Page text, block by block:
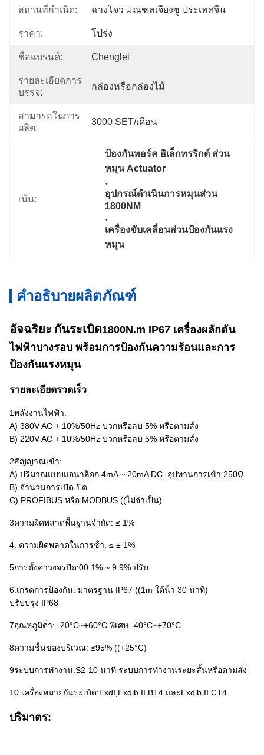
สถานที่กำเนิด: ฉางโจว มณฑลเจียงซู ประเทศจีน
ราคา: โปร่ง
ชื่อแบรนด์: Chenglei
รายละเอียดการ
บรรจุ:
กล่องหรือกล่องไม้
สามารถในการ
ผลิต:
3000 SET/เดือน
เน้น:
ป้องกันทอร์ค อิเล็กทรริกต์ ส่วน
หมุน Actuator
,
อุปกรณ์ดําเนินการหมุนส่วน
1800NM
,
เครื่องขับเคลื่อนส่วนป้องกันแรง
หมุน
คำอธิบายผลิตภัณฑ์
อัจฉริยะ กันระเบิด1800N.m IP67 เครื่องผลักดัน
ไฟฟ้าบางรอบ พร้อมการป้องกันความร้อนและการ
ป้องกันแรงหมุน
รายละเอียดรวดเร็ว
1พลังงานไฟฟ้า:
A) 380V AC + 10%/50Hz บวกหรือลบ 5% หรือตามสั่ง
B) 220V AC + 10%/50Hz บวกหรือลบ 5% หรือตามสั่ง
2สัญญาณเข้า:
A) ปริมาณแบบแอนาล็อก 4mA ~ 20mA DC, อุปทานการเข้า 250Ω
B) จํานวนการเปิด-ปิด
C) PROFIBUS หรือ MODBUS ((ไม่จําเป็น)
3ความผิดพลาดพื้นฐานจํากัด: ≤ 1%
4. ความผิดพลาดในการซ้ํา: ≤ ± 1%
5การตั้งค่าวงจรปิด:00.1% ~ 9.9% ปรับ
6.เกรดการป้องกัน: มาตรฐาน IP67 ((1m ใต้น้ํา 30 นาที)
ปรับปรุง IP68
7อุณหภูมิต่ํา: -20°C~+60°C พิเศษ -40°C~+70°C
8ความชื้นของบริเวณ: ≤95% ((+25°C)
9ระบบการทํางาน:S2-10 นาที ระบบการทํางานระยะสั้นหรือตามสั่ง
10.เครื่องหมายกันระเบิด:ExdI,Exdib II BT4 และExdib II CT4
ปริมาตร: